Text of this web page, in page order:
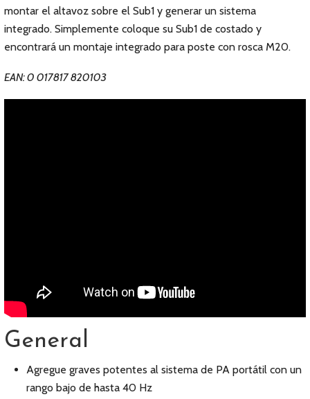
montar el altavoz sobre el Sub1 y generar un sistema
integrado. Simplemente coloque su Sub1 de costado y
encontrará un montaje integrado para poste con rosca M20.
EAN: 0 017817 820103
General
Agregue graves potentes al sistema de PA portátil con un
rango bajo de hasta 40 Hz